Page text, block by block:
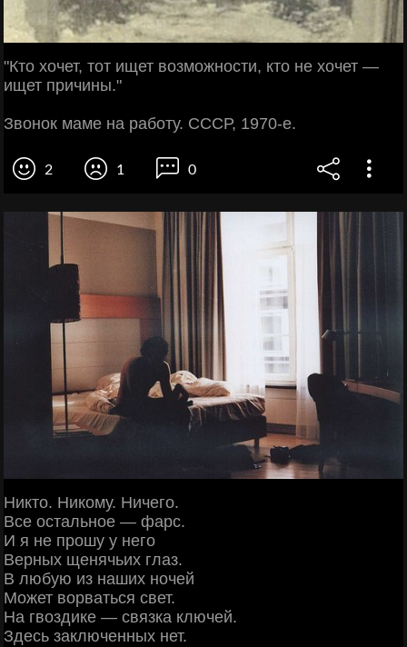
"Кто хочет, тот ищет возможности, кто не хочет —
ищет причины."
Звонок маме на работу. СССР, 1970-е.
2 1 0
Никто. Никому. Ничего.
Все остальное — фарс.
И я не прошу у него
Верных щенячьих глаз.
В любую из наших ночей
Может ворваться свет.
На гвоздике — связка ключей.
Здесь заключенных нет.